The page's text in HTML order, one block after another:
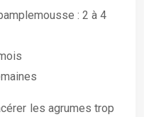
: 2 à 4
les agrumes trop